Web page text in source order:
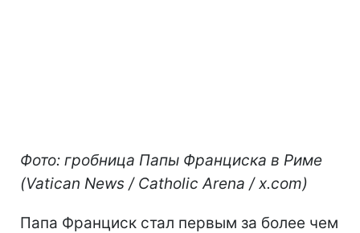
Фото: гробница Папы Франциска в Риме
(Vatican News / Catholic Arena / x.com)
Папа Франциск стал первым за более чем